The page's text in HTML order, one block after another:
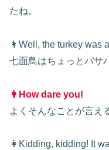
たね。
👩Well, the turkey was
七面鳥はちょっとパサ
👩How dare you!
よくそんなことが言え
👩Kidding, kidding! It